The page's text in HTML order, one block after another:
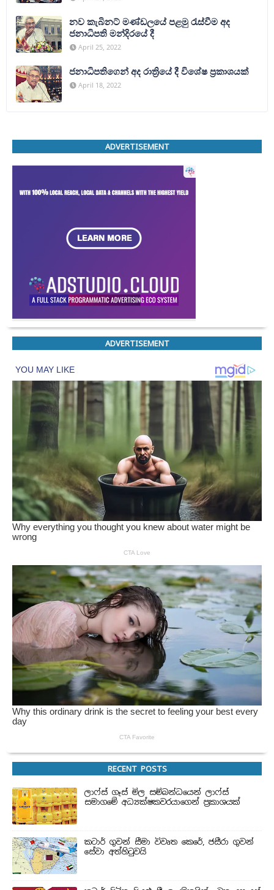
නව කැබිනට් මණ්ඩලයේ පළමු ‍රැස්වීම අද
ජනාධිපති මන්දිරයේ දී
April 25, 2022
ජනාධිපතිගෙන් අද රාත්‍රියේ දී විශේෂ ප්‍රකාශයක්
April 18, 2022
ADVERTISEMENT
ADVERTISEMENT
RECENT POSTS
ලාෆ්ස් ගෑස් මිල සම්බන්ධයෙන් ලාෆ්ස්
සමාගමේ අධ්‍යක්ෂකවරයාගෙන් ප්‍රකාශයක්
කටාර් ගුවන් සීමා විවෘත කෙරේ, ජසීරා ගුවන්
සේවා අත්හි‍ටුවයි